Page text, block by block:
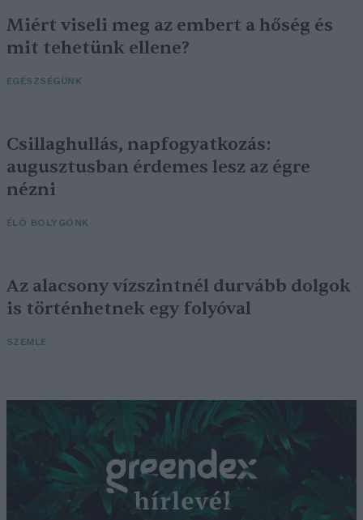
Miért viseli meg az embert a hőség és
mit tehetünk ellene?
EGÉSZSÉGÜNK
Csillaghullás, napfogyatkozás:
augusztusban érdemes lesz az égre
nézni
ÉLŐ BOLYGÓNK
Az alacsony vízszintnél durvább dolgok
is történhetnek egy folyóval
SZEMLE